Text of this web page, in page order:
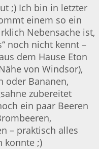
;) Ich bin in letzter
einem so ein
Nebensache ist,
noch nicht kennt –
dem Hause Eton
von Windsor),
oder Bananen,
zubereitet
ein paar Beeren
– praktisch alles
konnte ;)